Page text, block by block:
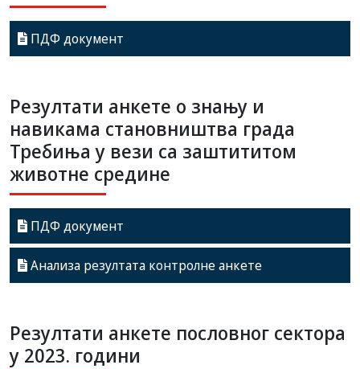
ПДФ документ
Резултати анкете о знању и
навикама становништва града
Требиња у вези са заштититом
животне средине
ПДФ документ
Анализа резултата контролне анкете
Резултати анкете пословног сектора
у 2023. години